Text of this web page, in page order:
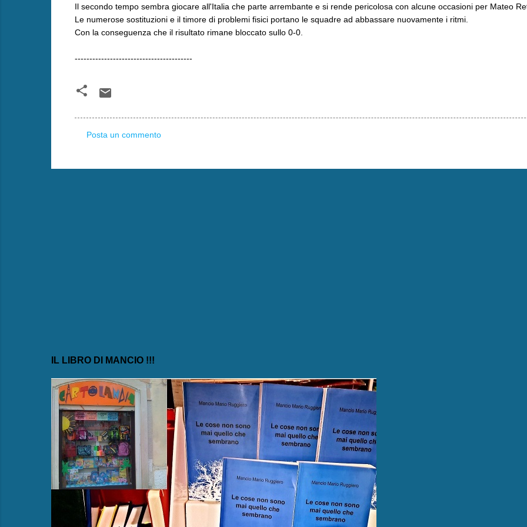
Il secondo tempo sembra giocare all'Italia che parte arrembante e si rende pericolosa con alcune occasioni per Mateo
Le numerose sostituzioni e il timore di problemi fisici portano le squadre ad abbassare nuovamente i ritmi.
Con la conseguenza che il risultato rimane bloccato sullo 0-0.
----------------------------------------
Posta un commento
IL LIBRO DI MANCIO !!!